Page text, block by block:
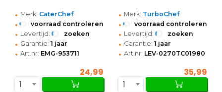
• Merk: CaterChef
• voorraad controleren
• Levertijd: zoeken
• Garantie: 1 jaar
• Art.nr: EMG-953711
24,99
1
• Merk: TurboChef
• voorraad controleren
• Levertijd: zoeken
• Garantie: 1 jaar
• Art.nr: LEV-0270TC01980
35,99
1